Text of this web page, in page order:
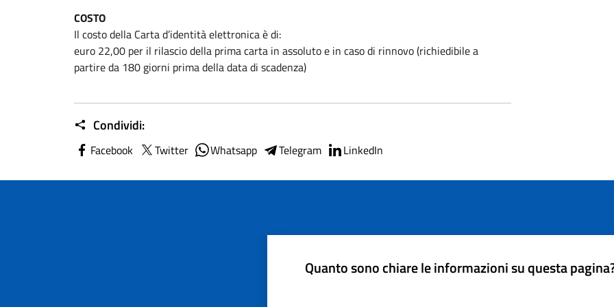
COSTO
Il costo della Carta d’identità elettronica è di:
euro 22,00 per il rilascio della prima carta in assoluto e in caso di rinnovo (richiedibile a
partire da 180 giorni prima della data di scadenza)
Condividi:
Facebook Twitter Whatsapp Telegram LinkedIn
Quanto sono chiare le informazioni su questa